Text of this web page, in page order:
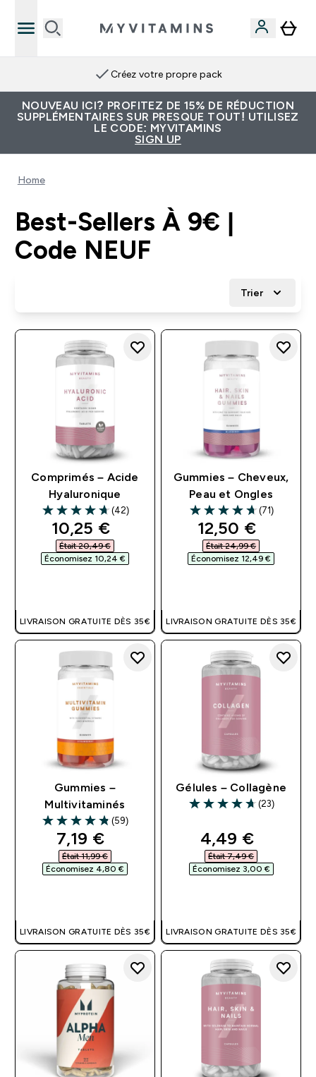
Créez votre propre pack
NOUVEAU ICI? PROFITEZ DE 15% DE RÉDUCTION
SUPPLÉMENTAIRES SUR PRESQUE TOUT! UTILISEZ
LE CODE: MYVITAMINS
SIGN UP
Home
Best-Sellers À 9€ |
Code NEUF
Trier
Comprimés – Acide
Hyaluronique
4.67 out of 5 stars
(42)
discounted price
10,25 €‎
Était 20,49 €‎
Économisez 10,24 €‎
LIVRAISON GRATUITE DÈS 35€
Gummies – Cheveux,
Peau et Ongles
4.66 out of 5 stars
(71)
discounted
12,50 €‎
Était 24,99 €‎
Économisez 12,49 €‎
LIVRAISON GRATUITE DÈS 35€
Gummies –
Multivitaminés
4.81 out of 5 stars
(59)
discounted price
7,19 €‎
Était 11,99 €‎
Économisez 4,80 €‎
LIVRAISON GRATUITE DÈS 35€
Gélules – Collagène
4.7 out of 5 stars
(23)
discounted
4,49 €‎
Était 7,49 €‎
Économisez 3,00 €‎
LIVRAISON GRATUITE DÈS 35€